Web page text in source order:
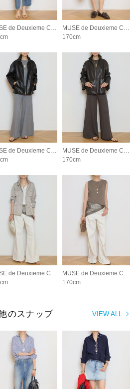
MUSE de Deuxieme Classe
MUSE de Deuxieme Classe
170cm
MUSE de Deuxieme Classe
MUSE de Deuxieme Classe
170cm
MUSE de Deuxieme Classe
MUSE de Deuxieme Classe
170cm
VIEW ALL
のスナップ